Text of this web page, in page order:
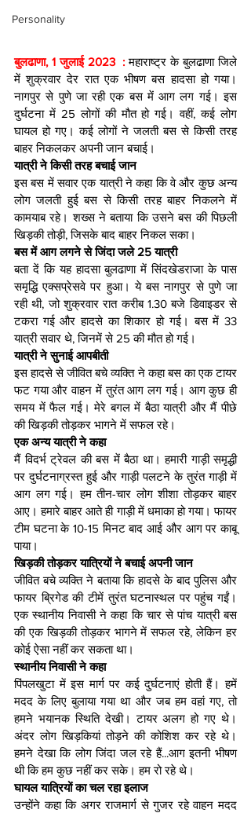
Personality
बुलढाणा, 1 जुलाई 2023  : महाराष्ट्र के बुलढाणा जिले
में शुक्रवार देर रात एक भीषण बस हादसा हो गया।
नागपुर से पुणे जा रही एक बस में आग लग गई। इस
दुर्घटना में 25 लोगों की मौत हो गई। वहीं, कई लोग
घायल हो गए। कई लोगों ने जलती बस से किसी तरह
बाहर निकलकर अपनी जान बचाई।
यात्री ने किसी तरह बचाई जान
इस बस में सवार एक यात्री ने कहा कि वे और कुछ अन्य
लोग जलती हुई बस से किसी तरह बाहर निकलने में
कामयाब रहे। शख्स ने बताया कि उसने बस की पिछली
खिड़की तोड़ी, जिसके बाद बाहर निकल सका।
बस में आग लगने से जिंदा जले 25 यात्री
बता दें कि यह हादसा बुलढाणा में सिंदखेडराजा के पास
समृद्धि एक्सप्रेसवे पर हुआ। ये बस नागपुर से पुणे जा
रही थी, जो शुक्रवार रात करीब 1.30 बजे डिवाइडर से
टकरा गई और हादसे का शिकार हो गई। बस में 33
यात्री सवार थे, जिनमें से 25 की मौत हो गई।
यात्री ने सुनाई आपबीती
इस हादसे से जीवित बचे व्यक्ति ने कहा बस का एक टायर
फट गया और वाहन में तुरंत आग लग गई। आग कुछ ही
समय में फैल गई। मेरे बगल में बैठा यात्री और मैं पीछे
की खिड़की तोड़कर भागने में सफल रहे।
एक अन्य यात्री ने कहा
मैं विदर्भ ट्रेवल की बस में बैठा था। हमारी गाड़ी समृद्धी
पर दुर्घटनाग्रस्त हुई और गाड़ी पलटने के तुरंत गाड़ी में
आग लग गई। हम तीन-चार लोग शीशा तोड़कर बाहर
आए। हमारे बाहर आते ही गाड़ी में धमाका हो गया। फायर
टीम घटना के 10-15 मिनट बाद आई और आग पर काबू
पाया।
खिड़की तोड़कर यात्रियों ने बचाई अपनी जान
जीवित बचे व्यक्ति ने बताया कि हादसे के बाद पुलिस और
फायर ब्रिगेड की टीमें तुरंत घटनास्थल पर पहुंच गईं।
एक स्थानीय निवासी ने कहा कि चार से पांच यात्री बस
की एक खिड़की तोड़कर भागने में सफल रहे, लेकिन हर
कोई ऐसा नहीं कर सकता था।
स्थानीय निवासी ने कहा
पिंपलखुटा में इस मार्ग पर कई दुर्घटनाएं होती हैं। हमें
मदद के लिए बुलाया गया था और जब हम वहां गए, तो
हमने भयानक स्थिति देखी। टायर अलग हो गए थे।
अंदर लोग खिड़कियां तोड़ने की कोशिश कर रहे थे।
हमने देखा कि लोग जिंदा जल रहे हैं...आग इतनी भीषण
थी कि हम कुछ नहीं कर सके। हम रो रहे थे।
घायल यात्रियों का चल रहा इलाज
उन्होंने कहा कि अगर राजमार्ग से गुजर रहे वाहन मदद